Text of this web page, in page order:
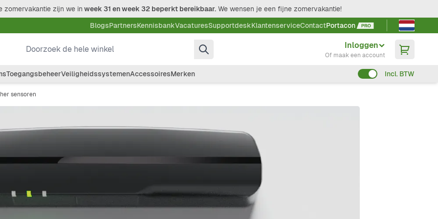
zomervakantie zijn we in week 31 en week 32 beperkt bereikbaar. We wensen je een fijne zomervakantie!
BlogsPartnersKennisbankVacaturesSupportdeskKlantenserviceContactPortacon
Taal kiezen
Doorzoek de hele winkel
Inloggen
Of maak een account
ToegangsbeheerVeiligheidssystemenAccessoiresMerken Incl. BTW
sensoren